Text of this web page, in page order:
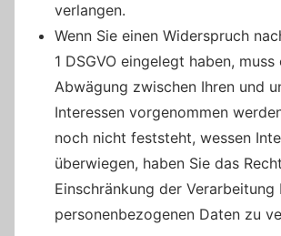
verlangen.
Wenn Sie einen Widerspruch
1 DSGVO eingelegt haben, muss
Abwägung zwischen Ihren und
Interessen vorgenommen
noch nicht feststeht, wessen
überwiegen, haben Sie das
Einschränkung der Verarbeitung
personenbezogenen Daten zu